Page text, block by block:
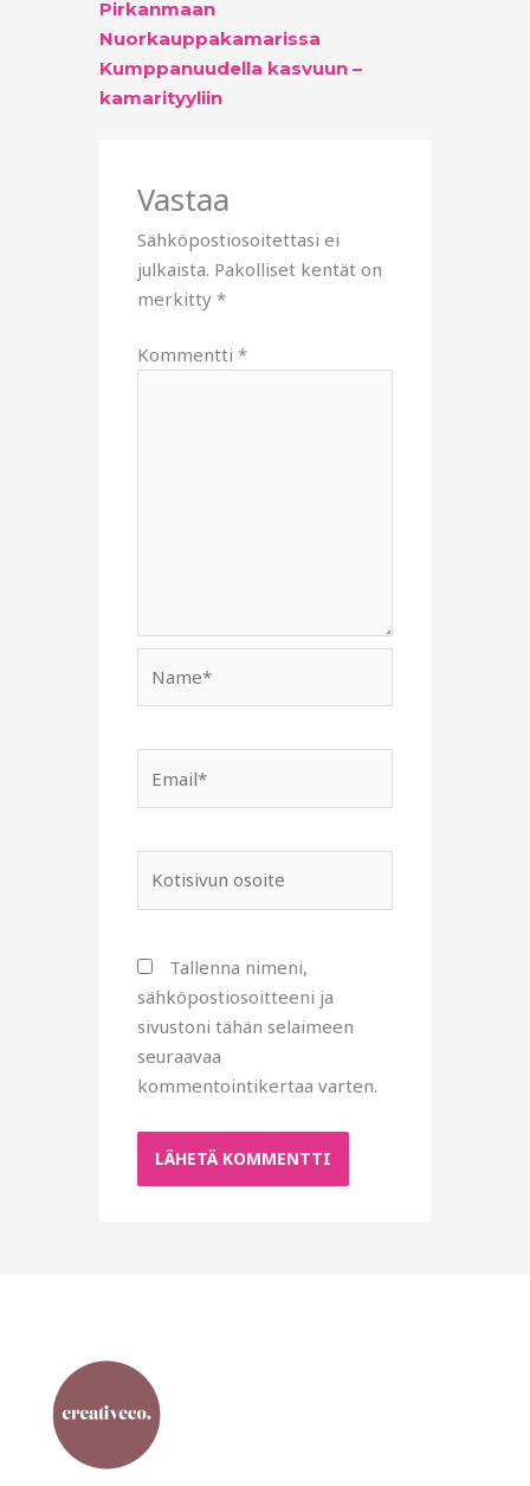
Pirkanmaan
Nuorkauppakamarissa
Kumppanuudella kasvuun –
kamarityyliin
Vastaa
Sähköpostiosoitettasi ei
julkaista. Pakolliset kentät on
merkitty*
Kommentti*
osoite
Tallenna nimeni,
sähköpostiosoitteeni ja
sivustoni tähän selaimeen
seuraavaa
kommentointikertaa varten.